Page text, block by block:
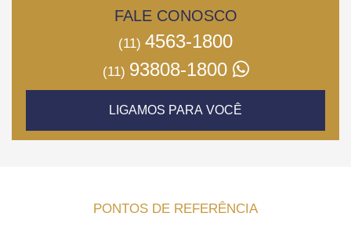
FALE CONOSCO
(11) 4563-1800
(11) 93808-1800
LIGAMOS PARA VOCÊ
PONTOS DE REFERÊNCIA